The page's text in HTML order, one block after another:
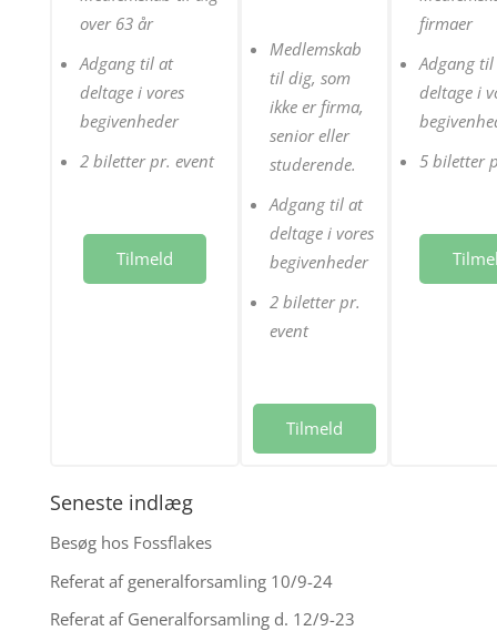
over 63 år
Adgang til at
deltage i vores
begivenheder
2 biletter pr. event
Tilmeld
Medlemskab
til dig, som
ikke er firma,
senior eller
studerende.
Adgang til at
deltage i vores
begivenheder
2 biletter pr.
event
Tilmeld
firmaer
Adgang
deltage i
5 biletter
Seneste indlæg
Besøg hos Fossflakes
Referat af generalforsamling 10/9-24
Referat af Generalforsamling d. 12/9-23